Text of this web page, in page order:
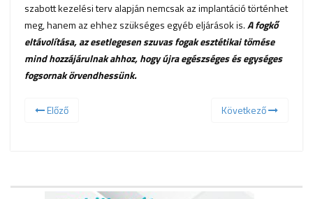
szabott kezelési terv alapján nemcsak az implantáció történhet
meg, hanem az ehhez szükséges egyéb eljárások is.A fogkő
eltávolítása, az esetlegesen szuvas fogak esztétikai tömése
mind hozzájárulnak ahhoz, hogy újra egészséges és egységes
fogsornak örvendhessünk.
Előző Következő